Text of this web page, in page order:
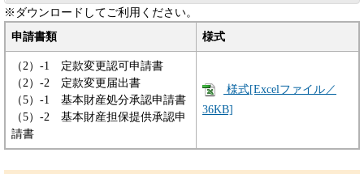
※ダウンロードしてご利用ください。
申請書類
様式
（2）-1 定款変更認可申請書
（2）-2 定款変更届出書
（5）-1 基本財産処分承認申請書
（5）-2 基本財産担保提供承認申
請書
様式[Excelファイル／
36KB]